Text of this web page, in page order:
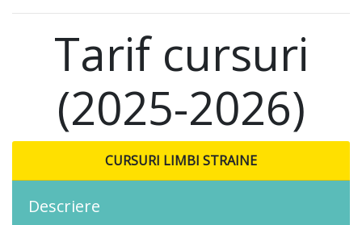
Tarif cursuri
(2025-2026)
CURSURI LIMBI STRAINE
Descriere